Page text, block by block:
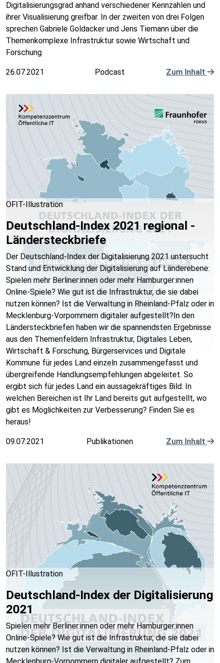
Digitalisierungsgrad anhand verschiedener Kennzahlen und
ihrer Visualisierung greifbar. In der zweiten von drei Folgen
sprechen Gabriele Goldacker und Jens Tiemann über die
Themenkomplexe Infrastruktur sowie Wirtschaft und
Forschung.
26.07.2021 Podcast Zum Inhalt
ÖFIT-Illustration
Deutschland-Index 2021 regional -
Ländersteckbriefe
Der Deutschland-Index der Digitalisierung 2021 untersucht
Stand und Entwicklung der Digitalisierung auf Länderebene:
Spielen mehr Berliner:innen oder mehr Hamburger:innen
Online-Spiele? Wie gut ist die Infrastruktur, die sie dabei
nutzen können? Ist die Verwaltung in Rheinland-Pfalz oder in
Mecklenburg-Vorpommern digitaler aufgestellt?In den
Ländersteckbriefen haben wir die spannendsten Ergebnisse
aus den Themenfeldern Infrastruktur, Digitales Leben,
Wirtschaft & Forschung, Bürgerservices und Digitale
Kommune für jedes Land einzeln zusammengefasst und
übergreifende Handlungsempfehlungen abgeleitet. So
ergibt sich für jedes Land ein aussagekräftiges Bild: In
welchen Bereichen ist Ihr Land bereits gut aufgestellt, wo
gibt es Möglichkeiten zur Verbesserung? Finden Sie es
heraus!
09.07.2021 Publikationen Zum Inhalt
ÖFIT-Illustration
Deutschland-Index der Digitalisierung
2021
Spielen mehr Berliner:innen oder mehr Hamburger:innen
Online-Spiele? Wie gut ist die Infrastruktur, die sie dabei
nutzen können? Ist die Verwaltung in Rheinland-Pfalz oder in